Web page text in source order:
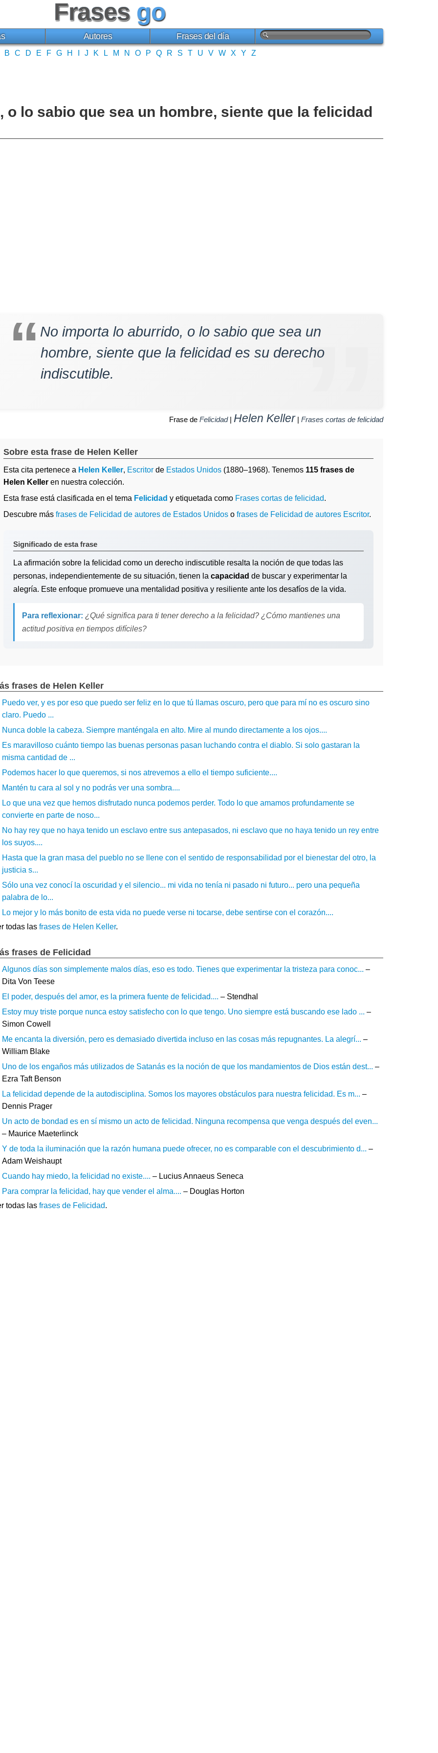
Frases go
Autores Frases del día
B C D E F G H J K L M N O P Q R S T U V W X Y Z
o lo sabio que sea un hombre, siente que la felicidad
No importa lo aburrido, o lo sabio que sea un
hombre, siente que la felicidad es su derecho
indiscutible.
Frase de Felicidad| Helen Keller| Frases cortas de felicidad
Sobre esta frase de Helen Keller
Esta cita pertenece a Helen Keller, Escritor de Estados Unidos (1880–1968). Tenemos 115 frases de
Helen Keller en nuestra colección.
Esta frase está clasificada en el tema Felicidad y etiquetada como Frases cortas de felicidad.
Descubre más frases de Felicidad de autores de Estados Unidos o frases de Felicidad de autores Escritor.
Significado de esta frase
La afirmación sobre la felicidad como un derecho indiscutible resalta la noción de que todas las
personas, independientemente de su situación, tienen la capacidad de buscar y experimentar la
alegría. Este enfoque promueve una mentalidad positiva y resiliente ante los desafíos de la vida.
Para reflexionar: ¿Qué significa para ti tener derecho a la felicidad? ¿Cómo mantienes una
actitud positiva en tiempos difíciles?
frases de Helen Keller
Puedo ver, y es por eso que puedo ser feliz en lo que tú llamas oscuro, pero que para mí no es oscuro sino
claro. Puedo ...
Nunca doble la cabeza. Siempre manténgala en alto. Mire al mundo directamente a los ojos....
Es maravilloso cuánto tiempo las buenas personas pasan luchando contra el diablo. Si solo gastaran la
misma cantidad de ...
Podemos hacer lo que queremos, si nos atrevemos a ello el tiempo suficiente....
Mantén tu cara al sol y no podrás ver una sombra....
Lo que una vez que hemos disfrutado nunca podemos perder. Todo lo que amamos profundamente se
convierte en parte de noso...
No hay rey que no haya tenido un esclavo entre sus antepasados, ni esclavo que no haya tenido un rey entre
los suyos....
Hasta que la gran masa del pueblo no se llene con el sentido de responsabilidad por el bienestar del otro, la
justicia s...
Sólo una vez conocí la oscuridad y el silencio... mi vida no tenía ni pasado ni futuro... pero una pequeña
palabra de lo...
Lo mejor y lo más bonito de esta vida no puede verse ni tocarse, debe sentirse con el corazón....
todas las frases de Helen Keller.
frases de Felicidad
Algunos días son simplemente malos días, eso es todo. Tienes que experimentar la tristeza para conoc... –
Dita Von Teese
El poder, después del amor, es la primera fuente de felicidad.... – Stendhal
Estoy muy triste porque nunca estoy satisfecho con lo que tengo. Uno siempre está buscando ese lado ... –
Simon Cowell
Me encanta la diversión, pero es demasiado divertida incluso en las cosas más repugnantes. La alegrí... –
William Blake
Uno de los engaños más utilizados de Satanás es la noción de que los mandamientos de Dios están dest... –
Ezra Taft Benson
La felicidad depende de la autodisciplina. Somos los mayores obstáculos para nuestra felicidad. Es m... –
Dennis Prager
Un acto de bondad es en sí mismo un acto de felicidad. Ninguna recompensa que venga después del even...
– Maurice Maeterlinck
Y de toda la iluminación que la razón humana puede ofrecer, no es comparable con el descubrimiento d... –
Adam Weishaupt
Cuando hay miedo, la felicidad no existe.... – Lucius Annaeus Seneca
Para comprar la felicidad, hay que vender el alma.... – Douglas Horton
todas las frases de Felicidad.